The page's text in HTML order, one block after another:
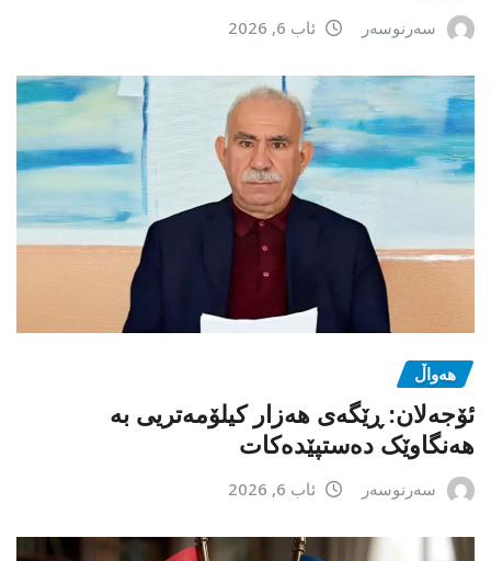
سەرنوسەر ئاب 6, 2026
هەواڵ
ئۆجەلان: ڕێگەی هەزار کیلۆمەتریی بە
هەنگاوێک دەستپێدەکات
سەرنوسەر ئاب 6, 2026